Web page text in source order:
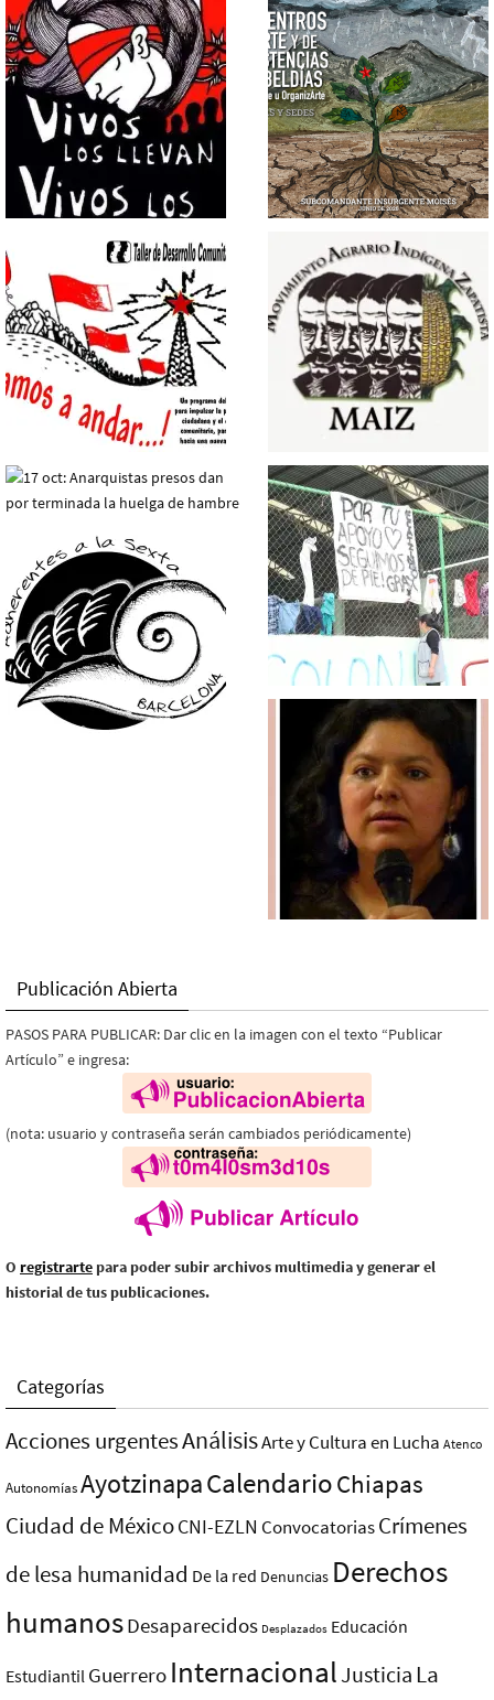
Publicación Abierta
PASOS PARA PUBLICAR: Dar clic en la imagen con el texto “Publicar
Artículo” e ingresa:
(nota: usuario y contraseña serán cambiados periódicamente)
O registrarte para poder subir archivos multimedia y generar el
historial de tus publicaciones.
Categorías
Acciones urgentesAnálisisArte y Cultura en Lucha Atenco
AutonomíasAyotzinapaCalendarioChiapas
Ciudad de MéxicoCNI-EZLN ConvocatoriasCrímenes
de lesa humanidad De la red Denuncias Derechos
humanosDesaparecidos Desplazados Educación
Estudiantil Guerrero InternacionalJusticia La